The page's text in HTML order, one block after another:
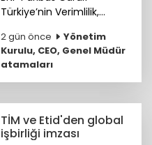
Türkiye’nin Verimlilik,
Operasyondan Sorumlu
Genel Müdür Yardımcılığı
görevine Ümit Helva
atandı.
2 gün önce
Yönetim
Kurulu, CEO, Genel Müdür
atamaları
TİM ve Etid'den global
işbirliği imzası